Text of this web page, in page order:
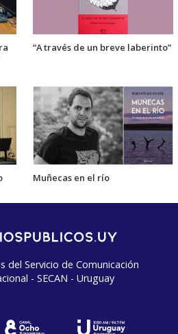
“A través de un breve laberinto”
Muñecas en el río
del Servicio de Comunicación
- SECAN - Uruguay